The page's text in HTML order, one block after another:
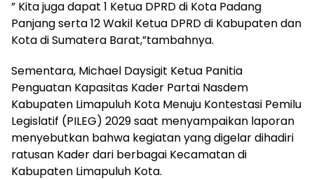
” Kita juga dapat 1 Ketua DPRD di Kota Padang
Panjang serta 12 Wakil Ketua DPRD di Kabupaten dan
Kota di Sumatera Barat,”tambahnya.
Sementara, Michael Daysigit Ketua Panitia
Penguatan Kapasitas Kader Partai Nasdem
Kabupaten Limapuluh Kota Menuju Kontestasi Pemilu
Legislatif (PILEG) 2029 saat menyampaikan laporan
menyebutkan bahwa kegiatan yang digelar dihadiri
ratusan Kader dari berbagai Kecamatan di
Kabupaten Limapuluh Kota.